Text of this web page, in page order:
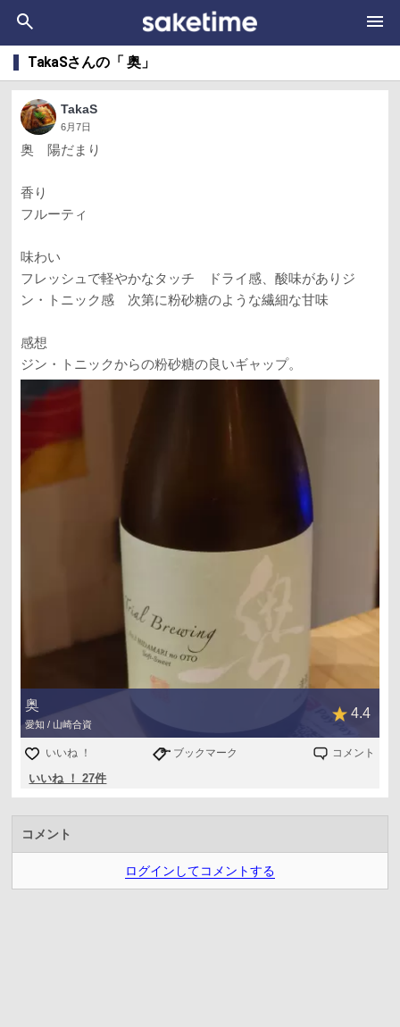
TakaSさんの「 奥」
TakaS
6月7日
奥 陽だまり
香り
フルーティ
味わい
フレッシュで軽やかなタッチ ドライ感、酸味がありジ
ン・トニック感 次第に粉砂糖のような繊細な甘味
感想
ジン・トニックからの粉砂糖の良いギャップ。
奥
愛知 / 山崎合資
4.4
いいね ！ ブックマーク コメント
いいね ！ 27件
コメント
ログインしてコメントする